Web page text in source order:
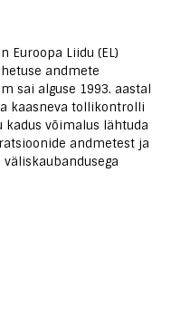
Euroopa Liidu (EL)
andmete
sai alguse 1993. aastal
kaasneva tollikontrolli
kadus võimalus lähtuda
andmetest ja